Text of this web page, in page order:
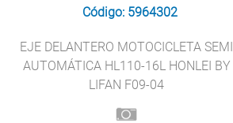
Código: 5964302
EJE DELANTERO MOTOCICLETA SEMI
AUTOMÁTICA HL110-16L HONLEI BY
LIFAN F09-04